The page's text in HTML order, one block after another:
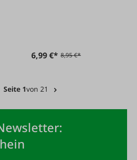
6,99 €* 8,95 €*
Seite 1von 21